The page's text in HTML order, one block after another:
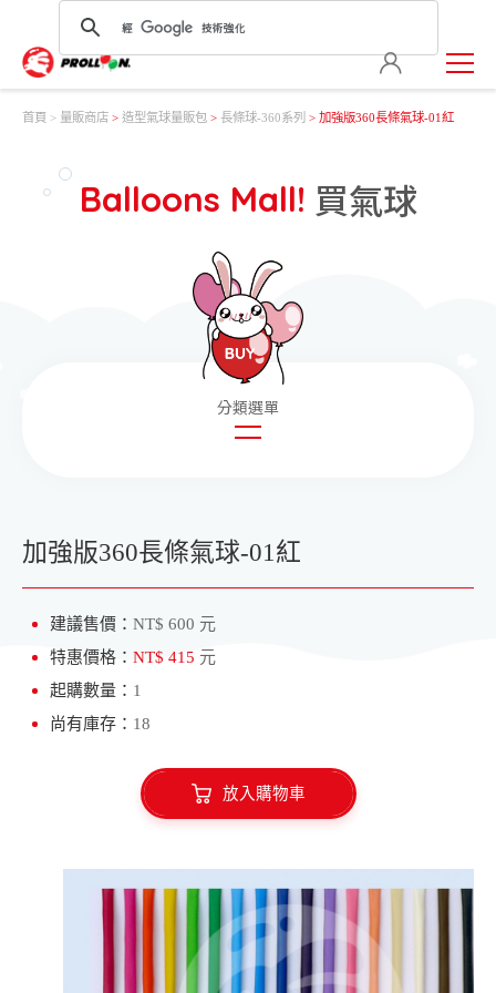
首頁 量販商店 > 造型氣球量販包 > 長條球-360系列 > 加強版360長條氣球-01紅
Balloons Mall! 買氣球
加強版360長條氣球-01紅
建議售價： NT$ 600 元
特惠價格： NT$ 415 元
起購數量： 1
尚有庫存： 18
放入購物車